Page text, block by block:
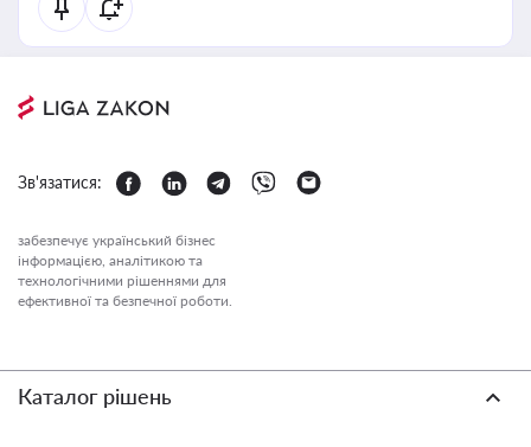
Зв'язатися:
забезпечує український бізнес
інформацією, аналітикою та
технологічними рішеннями для
ефективної та безпечної роботи.
Каталог рішень